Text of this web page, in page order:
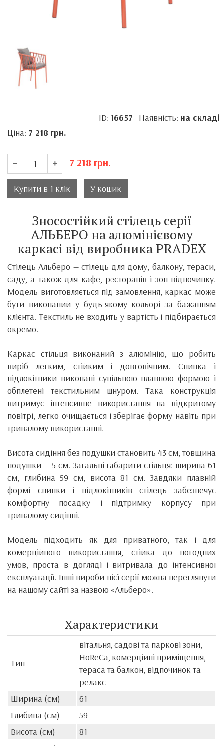
ID: 16657 Наявність: на складі
Ціна: 7 218 грн.
7 218 грн.
Купити в 1 клік У кошик
Зносостійкий стілець серії
АЛЬБЕРО на алюмінієвому
каркасі від виробника PRADEX
Стілець Альберо — стілець для дому, балкону, тераси,
саду, а також для кафе, ресторанів і зон відпочинку.
Модель виготовляється під замовлення, каркас може
бути виконаний у будь-якому кольорі за бажанням
клієнта. Текстиль не входить у вартість і підбирається
окремо.
Каркас стільця виконаний з алюмінію, що робить
виріб легким, стійким і довговічним. Спинка і
підлокітники виконані суцільною плавною формою і
обплетені текстильним шнуром. Така конструкція
витримує інтенсивне використання на відкритому
повітрі, легко очищається і зберігає форму навіть при
тривалому використанні.
Висота сидіння без подушки становить 43 см, товщина
подушки — 5 см. Загальні габарити стільця: ширина 61
см, глибина 59 см, висота 81 см. Завдяки плавній
формі спинки і підлокітників стілець забезпечує
комфортну посадку і підтримку корпусу при
тривалому сидінні.
Модель підходить як для приватного, так і для
комерційного використання, стійка до погодних
умов, проста в догляді і витривала до інтенсивної
експлуатації. Інші вироби цієї серії можна переглянути
на нашому сайті за назвою «Альберо».
Характеристики
Тип
вітальня, садові та паркові зони,
HoReCa, комерційні приміщення,
тераса та балкон, відпочинок та
релакс
Ширина (см)
61
Глибина (см)
59
Висота (см)
81